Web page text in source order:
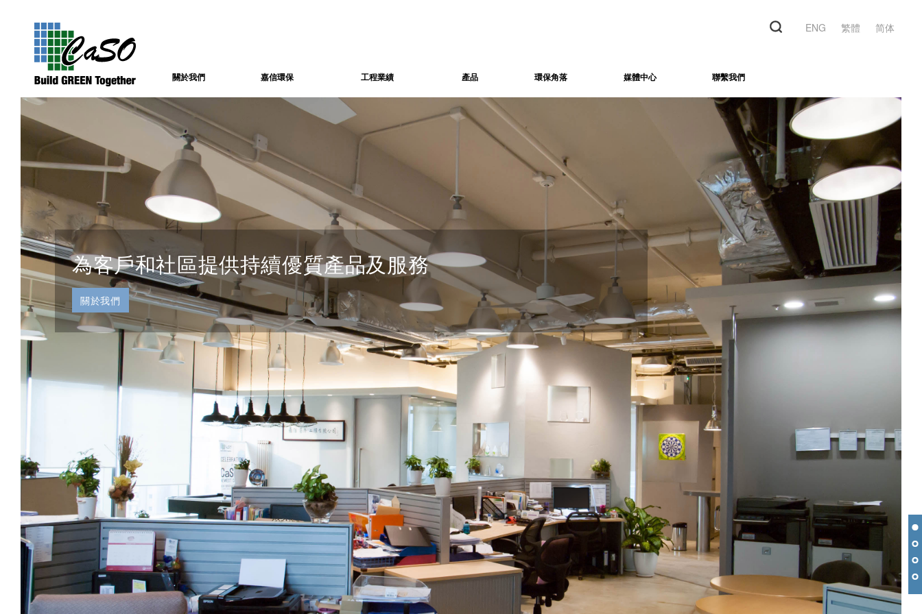
ENG 繁體 简体
關於我們 嘉信環保 工程業績 產品 環保角落 媒體中心 聯繫我們
為客戶和社區提供持續優質產品及服務
關於我們